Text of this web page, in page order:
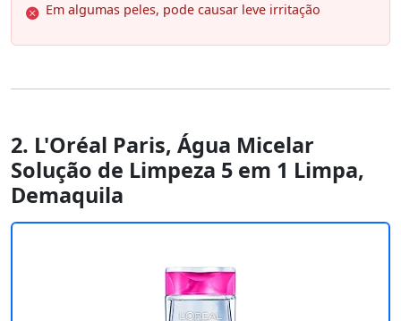
Em algumas peles, pode causar leve irritação
2. L'Oréal Paris, Água Micelar
Solução de Limpeza 5 em 1 Limpa,
Demaquila